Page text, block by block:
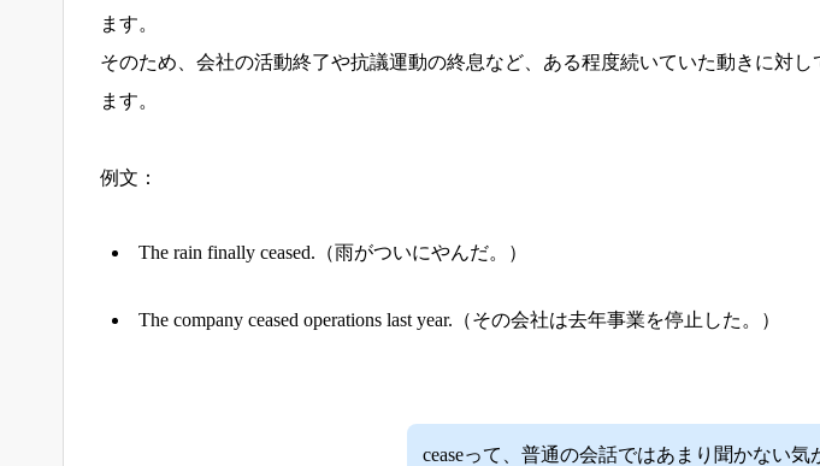
ます。
そのため、会社の活動終了や抗議運動の終息など、ある程度続いていた動きに対し
ます。
例文：
The rain finally ceased.（雨がついにやんだ。）
The company ceased operations last year.（その会社は去年事業を停止した。）
ceaseって、普通の会話ではあまり聞かない気